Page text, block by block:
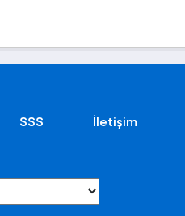
SSS İletişim